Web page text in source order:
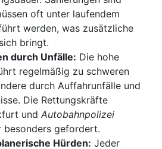
oft unter laufendem
werden, was zusätzliche
bringt.
durch Unfälle: Die hohe
regelmäßig zu schweren
durch Auffahrunfälle und
Die Rettungskräfte
und Autobahnpolizei
besonders gefordert.
Hürden: Jeder